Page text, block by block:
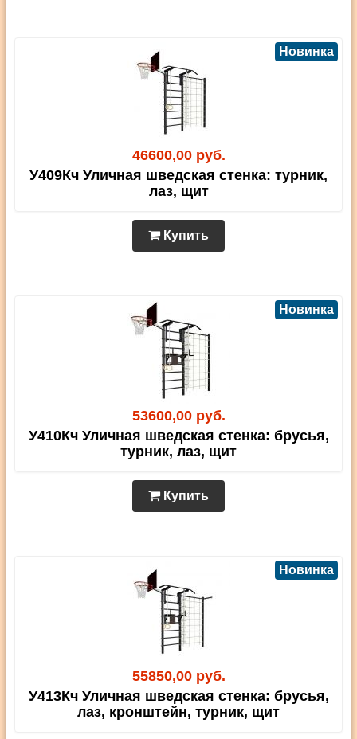
46600,00 руб.
Новинка
У409Кч Уличная шведская стенка: турник,
лаз, щит
Купить
53600,00 руб.
Новинка
У410Кч Уличная шведская стенка: брусья,
турник, лаз, щит
Купить
55850,00 руб.
Новинка
У413Кч Уличная шведская стенка: брусья,
лаз, кронштейн, турник, щит